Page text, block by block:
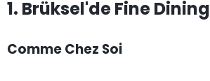
1. Brüksel'de Fine Dining
Comme Chez Soi